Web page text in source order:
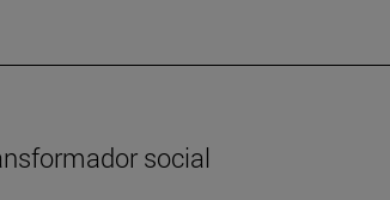
social